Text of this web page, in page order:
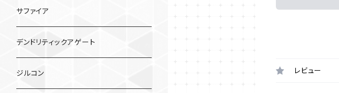
レビュー
サファイア
デンドリティックアゲート
ジルコン